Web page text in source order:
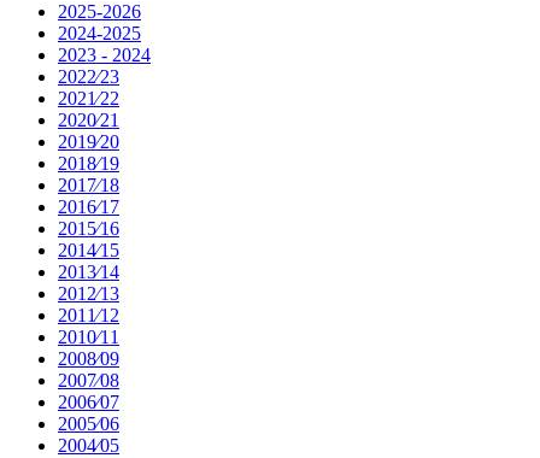
2025-2026
2024-2025
2023 - 2024
2022⁄23
2021⁄22
2020⁄21
2019⁄20
2018⁄19
2017⁄18
2016⁄17
2015⁄16
2014⁄15
2013⁄14
2012⁄13
2011⁄12
2010⁄11
2008⁄09
2007⁄08
2006⁄07
2005⁄06
2004⁄05